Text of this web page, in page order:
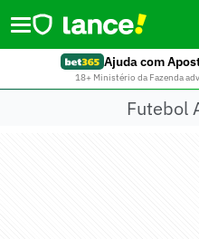
Ajuda com
18+ Ministério da Fazenda
Futebol